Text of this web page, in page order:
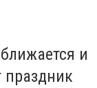
и
праздник